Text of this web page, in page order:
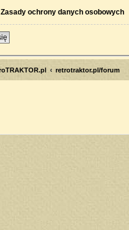
Zasady ochrony danych osobowych
retrotraktor.pl/forum